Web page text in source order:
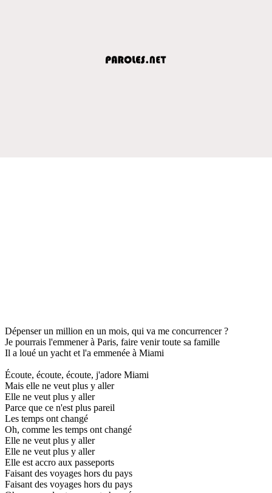
Dépenser un million en un mois, qui va me concurrencer ?
Je pourrais l'emmener à Paris, faire venir toute sa famille
Il a loué un yacht et l'a emmenée à Miami
Écoute, écoute, écoute, j'adore Miami
Mais elle ne veut plus y aller
Elle ne veut plus y aller
Parce que ce n'est plus pareil
Les temps ont changé
Oh, comme les temps ont changé
Elle ne veut plus y aller
Elle ne veut plus y aller
Elle est accro aux passeports
Faisant des voyages hors du pays
Faisant des voyages hors du pays